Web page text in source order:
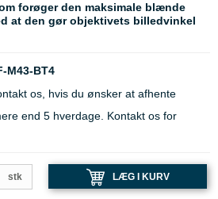
forøger den maksimale blænde
at den gør objektivets billedvinkel
M43-BT4
os, hvis du ønsker at afhente
end 5 hverdage. Kontakt os for
stk LÆG I KURV